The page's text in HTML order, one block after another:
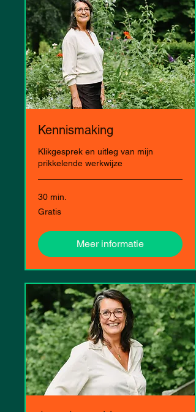
Kennismaking
Klikgesprek en uitleg van mijn
prikkelende werkwijze
30 min.
Gratis
Gratis
Meer informatie